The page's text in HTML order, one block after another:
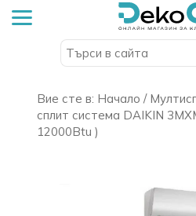
Вие сте в: Начало /
сплит система DAIKIN
12000Btu )